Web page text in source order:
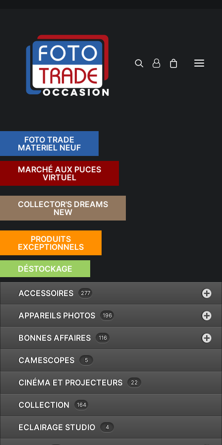
FOTO TRADE
MATERIEL NEUF
MARCHÉ AUX PUCES
VIRTUEL
COLLECTOR'S DREAMS
NEW
PRODUITS
EXCEPTIONNELS
DÉSTOCKAGE
ACCESSOIRES 277
APPAREILS PHOTOS 196
BONNES AFFAIRES 116
CAMESCOPES 5
CINÉMA ET PROJECTEURS 22
COLLECTION 164
ECLAIRAGE STUDIO 4
RETOUR